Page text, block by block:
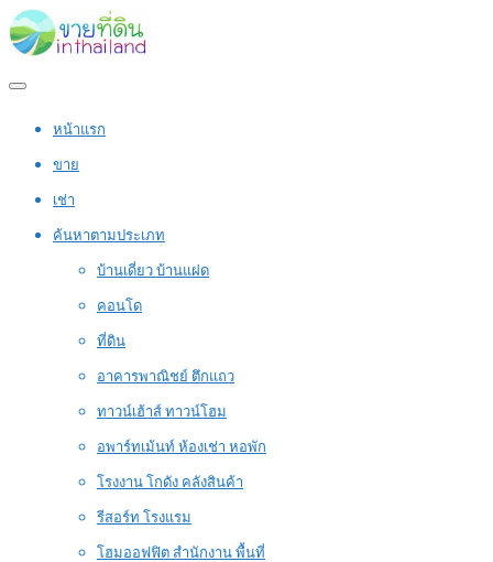
หน้าแรก
ขาย
เช่า
ค้นหาตามประเภท
บ้านเดี่ยว บ้านแฝด
คอนโด
ที่ดิน
อาคารพาณิชย์ ตึกแถว
ทาวน์เฮ้าส์ ทาวน์โฮม
อพาร์ทเม้นท์ ห้องเช่า หอพัก
โรงงาน โกดัง คลังสินค้า
รีสอร์ท โรงแรม
โฮมออฟฟิต สำนักงาน พื้นที่